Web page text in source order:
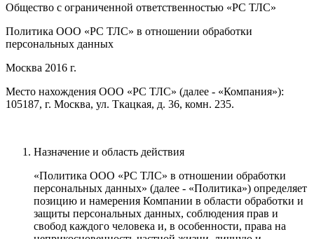
Общество с ограниченной ответственностью «PC ТЛС»
Политика ООО «PC ТЛС» в отношении обработки
персональных данных
Москва 2016 г.
Место нахождения ООО «PC ТЛС» (далее - «Компания»):
105187, г. Москва, ул. Ткацкая, д. 36, комн. 235.
Назначение и область действия
«Политика ООО «PC ТЛС» в отношении обработки
персональных данных» (далее - «Политика») определяет
позицию и намерения Компании в области обработки и
защиты персональных данных, соблюдения прав и
свобод каждого человека и, в особенности, права на